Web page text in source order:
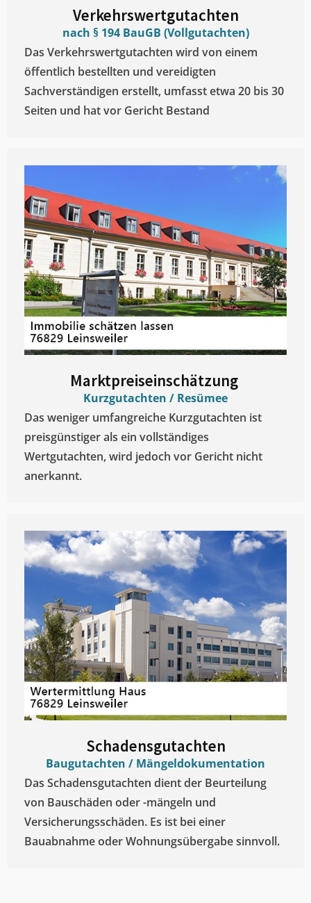
Verkehrswertgutachten
nach § 194 BauGB (Vollgutachten)
Das Verkehrswertgutachten wird von einem
öffentlich bestellten und vereidigten
Sachverständigen erstellt, umfasst etwa 20 bis 30
Seiten und hat vor Gericht Bestand
Marktpreiseinschätzung ​
Kurzgutachten / Resümee
Das weniger umfangreiche Kurzgutachten ist
preisgünstiger als ein vollständiges
Wertgutachten, wird jedoch vor Gericht nicht
anerkannt.
Schadensgutachten
Baugutachten / Mängeldokumentation
Das Schadensgutachten dient der Beurteilung
von Bauschäden oder -mängeln und
Versicherungsschäden. Es ist bei einer
Bauabnahme oder Wohnungsübergabe sinnvoll.